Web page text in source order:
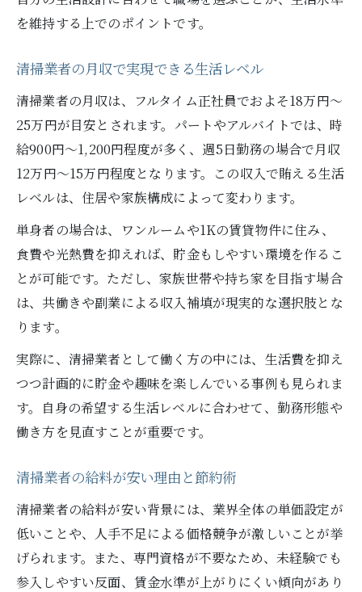
を維持する上でのポイントです。
清掃業者の月収で実現できる生活レベル
清掃業者の月収は、フルタイム正社員でおよそ18万円～
25万円が目安とされます。パートやアルバイトでは、時
給900円～1,200円程度が多く、週5日勤務の場合で月収
12万円～15万円程度となります。この収入で賄える生活
レベルは、住居や家族構成によって変わります。
単身者の場合は、ワンルームや1Kの賃貸物件に住み、
食費や光熱費を抑えれば、貯金もしやすい環境を作るこ
とが可能です。ただし、家族世帯や持ち家を目指す場合
は、共働きや副業による収入補填が現実的な選択肢とな
ります。
実際に、清掃業者として働く方の中には、生活費を抑え
つつ計画的に貯金や趣味を楽しんでいる事例も見られま
す。自身の希望する生活レベルに合わせて、勤務形態や
働き方を見直すことが重要です。
清掃業者の給料が安い理由と節約術
清掃業者の給料が安い背景には、業界全体の単価設定が
低いことや、人手不足による価格競争が激しいことが挙
げられます。また、専門資格が不要なため、未経験でも
参入しやすい反面、賃金水準が上がりにくい傾向があり